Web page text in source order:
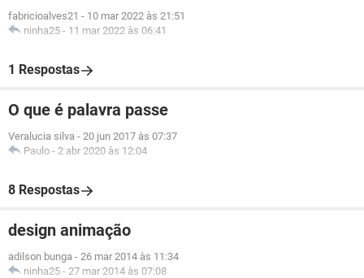
fabricioalves21 - 10 mar 2022 às 21:51
ninha25 - 11 mar 2022 às 06:41
1 Respostas
O que é palavra passe
Veralucia silva - 20 jun 2017 às 07:37
Paulo - 2 abr 2020 às 12:04
8 Respostas
design animação
adilson bunga - 26 mar 2014 às 11:34
ninha25 - 27 mar 2014 às 07:08